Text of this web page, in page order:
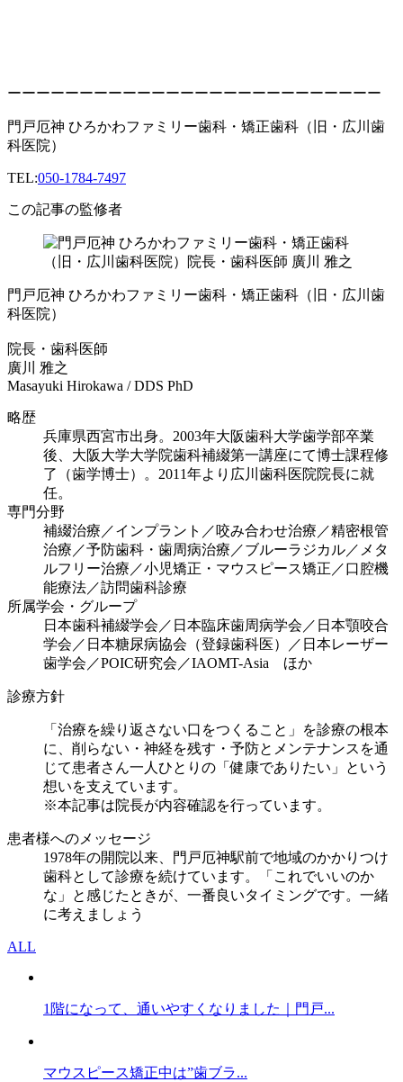
ーーーーーーーーーーーーーーーーーーーーーーーーーー
門戸厄神 ひろかわファミリー歯科・矯正歯科（旧・広川歯
科医院）
TEL:050-1784-7497
この記事の監修者
門戸厄神 ひろかわファミリー歯科・矯正歯科（旧・広川歯
科医院）
院長・歯科医師
廣川 雅之
Masayuki Hirokawa / DDS PhD
略歴
兵庫県西宮市出身。2003年大阪歯科大学歯学部卒業
後、大阪大学大学院歯科補綴第一講座にて博士課程修
了（歯学博士）。2011年より広川歯科医院院長に就
任。
専門分野
補綴治療／インプラント／咬み合わせ治療／精密根管
治療／予防歯科・歯周病治療／ブルーラジカル／メタ
ルフリー治療／小児矯正・マウスピース矯正／口腔機
能療法／訪問歯科診療
所属学会・グループ
日本歯科補綴学会／日本臨床歯周病学会／日本顎咬合
学会／日本糖尿病協会（登録歯科医）／日本レーザー
歯学会／POIC研究会／IAOMT-Asia ほか
診療方針
「治療を繰り返さない口をつくること」を診療の根本
に、削らない・神経を残す・予防とメンテナンスを通
じて患者さん一人ひとりの「健康でありたい」という
想いを支えています。
※本記事は院長が内容確認を行っています。
患者様へのメッセージ
1978年の開院以来、門戸厄神駅前で地域のかかりつけ
歯科として診療を続けています。「これでいいのか
な」と感じたときが、一番良いタイミングです。一緒
に考えましょう
ALL
1階になって、通いやすくなりました｜門戸...
マウスピース矯正中は”歯ブラ...